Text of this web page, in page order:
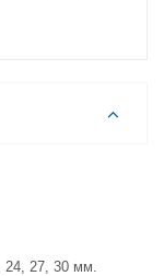
24, 27, 30 мм.